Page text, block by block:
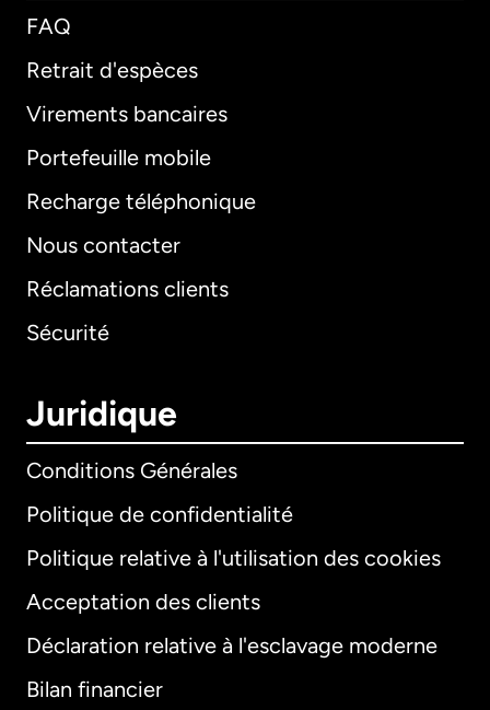
FAQ
Retrait d'espèces
Virements bancaires
Portefeuille mobile
Recharge téléphonique
Nous contacter
Réclamations clients
Sécurité
Juridique
Conditions Générales
Politique de confidentialité
Politique relative à l'utilisation des cookies
Acceptation des clients
Déclaration relative à l'esclavage moderne
Bilan financier
International